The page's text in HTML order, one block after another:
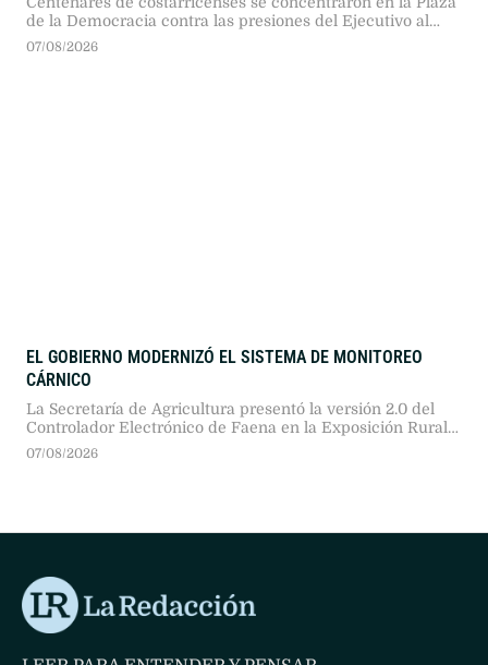
de la Democracia contra las presiones del Ejecutivo al
Poder Judicial. Autoridades, políticos y ciudadanos
07/08/2026
EL GOBIERNO MODERNIZÓ EL SISTEMA DE MONITOREO
CÁRNICO
La Secretaría de Agricultura presentó la versión 2.0 del
Controlador Electrónico de Faena en la Exposición Rural
2026. Tras una prueba piloto en doce plantas, proyectan
07/08/2026